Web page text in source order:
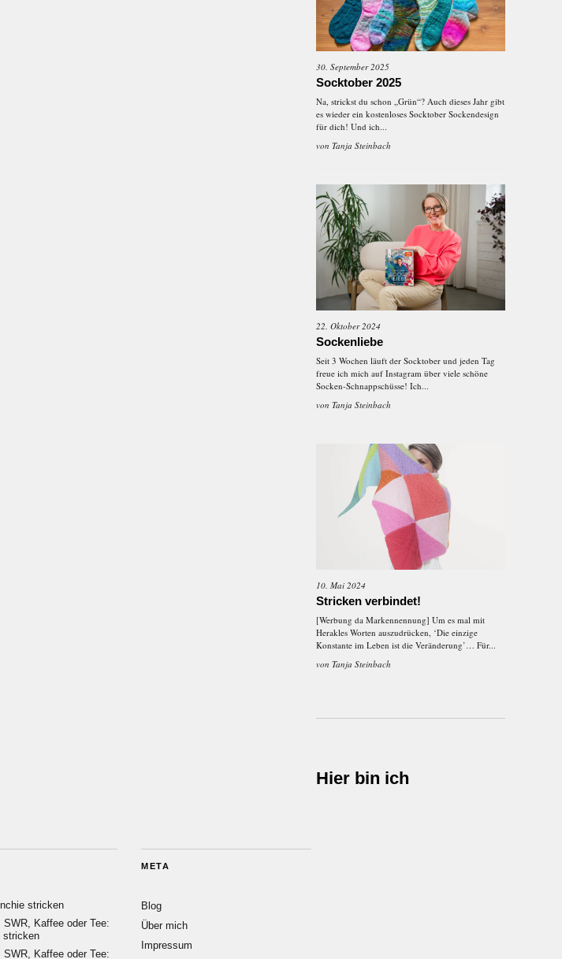
30. September 2025
Socktober 2025
Na, strickst du schon „Grün“? Auch dieses Jahr gibt
es wieder ein kostenloses Socktober Sockendesign
für dich! Und ich...
von Tanja Steinbach
22. Oktober 2024
Sockenliebe
Seit 3 Wochen läuft der Socktober und jeden Tag
freue ich mich auf Instagram über viele schöne
Socken-Schnappschüsse! Ich...
von Tanja Steinbach
10. Mai 2024
Stricken verbindet!
[Werbung da Markennennung] Um es mal mit
Herakles Worten auszudrücken, ‘Die einzige
Konstante im Leben ist die Veränderung’… Für...
von Tanja Steinbach
Hier bin ich
stricken
SWR, Kaffee oder Tee:
stricken
SWR, Kaffee oder Tee:
META
Blog
Über mich
Impressum